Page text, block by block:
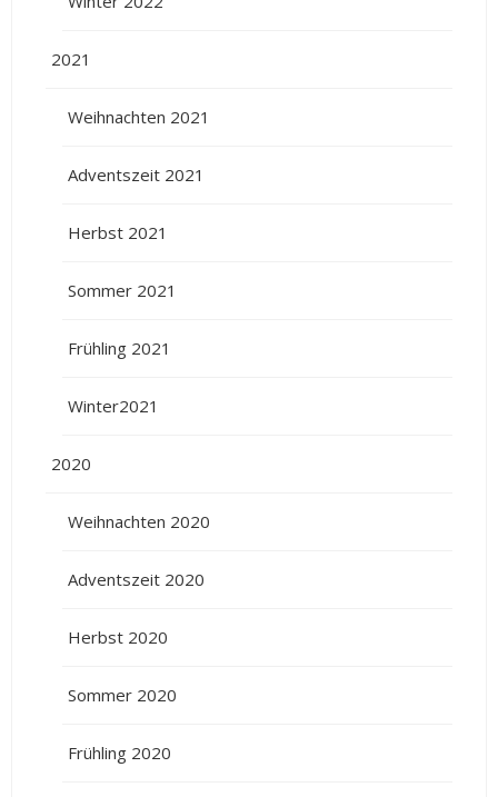
2021
Weihnachten 2021
Adventszeit 2021
Herbst 2021
Sommer 2021
Frühling 2021
Winter2021
2020
Weihnachten 2020
Adventszeit 2020
Herbst 2020
Sommer 2020
Frühling 2020